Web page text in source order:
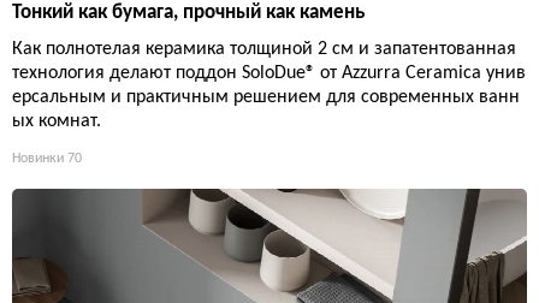
Тонкий как бумага, прочный как камень
Как полнотелая керамика толщиной 2 см и запатентованная
технология делают поддон SoloDue® от Azzurra Ceramica унив
ерсальным и практичным решением для современных ванн
ых комнат.
Новинки 70